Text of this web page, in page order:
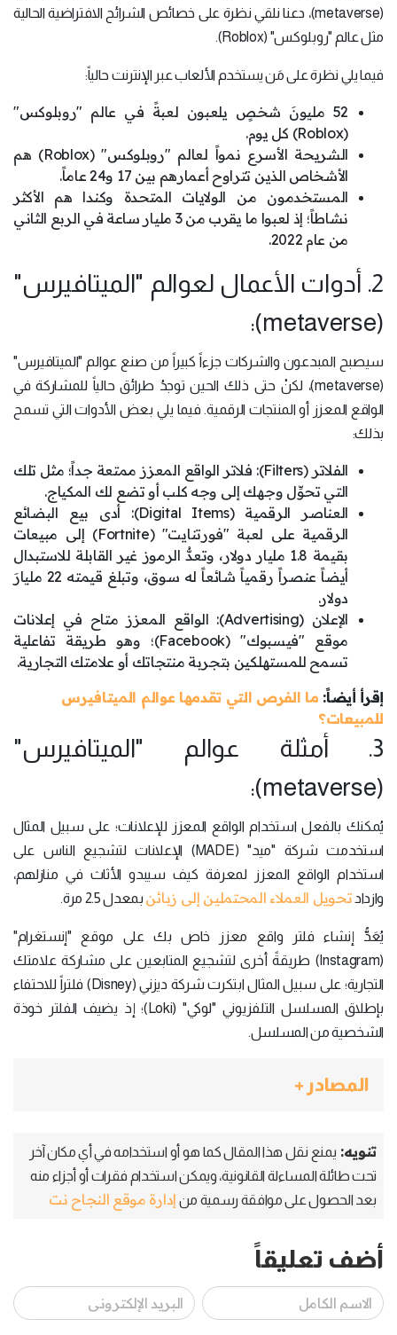
(metaverse)، دعنا نلقي نظرة على خصائص الشرائح الافتراضية الحالية
مثل عالم "روبلوكس" (Roblox).
فيما يلي نظرة على مَن يستخدم الألعاب عبر الإنترنت حالياً:
52 مليونَ شخصٍ يلعبون لعبةً في عالم "روبلوكس"
(Roblox) كل يوم.
الشريحة الأسرع نمواً لعالم "روبلوكس" (Roblox) هم
الأشخاص الذين تتراوح أعمارهم بين 17 و24 عاماً.
المستخدمون من الولايات المتحدة وكندا هم الأكثر
نشاطاً؛ إذ لعبوا ما يقرب من 3 مليار ساعة في الربع الثاني
من عام 2022.
2. أدوات الأعمال لعوالم "الميتافيرس"
(metaverse):
سيصبح المبدعون والشركات جزءاً كبيراً من صنع عوالم "الميتافيرس"
(metaverse)، لكنْ حتى ذلك الحين توجدُ طرائق حالياً للمشاركة في
الواقع المعزز أو المنتجات الرقمية. فيما يلي بعض الأدوات التي تسمح
بذلك:
الفلاتر (Filters): فلاتر الواقع المعزز ممتعة جداً؛ مثل تلك
التي تحوِّل وجهك إلى وجه كلب أو تضع لك المكياج.
العناصر الرقمية (Digital Items): أدى بيع البضائع
الرقمية على لعبة "فورتنايت" (Fortnite) إلى مبيعات
بقيمة 1.8 مليار دولار، وتعدُّ الرموز غير القابلة للاستبدال
أيضاً عنصراً رقمياً شائعاً له سوق، وتبلغ قيمته 22 مليارَ
دولار.
الإعلان (Advertising): الواقع المعزز متاح في إعلانات
موقع "فيسبوك" (Facebook)؛ وهو طريقة تفاعلية
تسمح للمستهلكين بتجربة منتجاتك أو علامتك التجارية.
إقرأ أيضاً: ما الفرص التي تقدمها عوالم الميتافيرس
للمبيعات؟
3. أمثلة عوالم "الميتافيرس"
(metaverse):
يُمكنك بالفعل استخدام الواقع المعزز للإعلانات؛ على سبيل المثال
استخدمت شركة "ميد" (MADE) الإعلانات لتشجيع الناس على
استخدام الواقع المعزز لمعرفة كيف سيبدو الأثاث في منازلهم،
وازداد تحويل العملاء المحتملين إلى زبائن بمعدل 2.5 مرة.
يُعَدُّ إنشاء فلتر واقع معزز خاص بك على موقع "إنستغرام"
(Instagram) طريقةً أخرى لتشجيع المتابعين على مشاركة علامتك
التجارية؛ على سبيل المثال ابتكرت شركة ديزني (Disney) فلتراً للاحتفاء
بإطلاق المسلسل التلفزيوني "لوكي" (Loki)؛ إذ يضيف الفلتر خوذة
الشخصية من المسلسل.
المصادر +
تنويه: يمنع نقل هذا المقال كما هو أو استخدامه في أي مكان آخر
تحت طائلة المساءلة القانونية، ويمكن استخدام فقرات أو أجزاء منه
بعد الحصول على موافقة رسمية من إدارة موقع النجاح نت
أضف تعليقاً